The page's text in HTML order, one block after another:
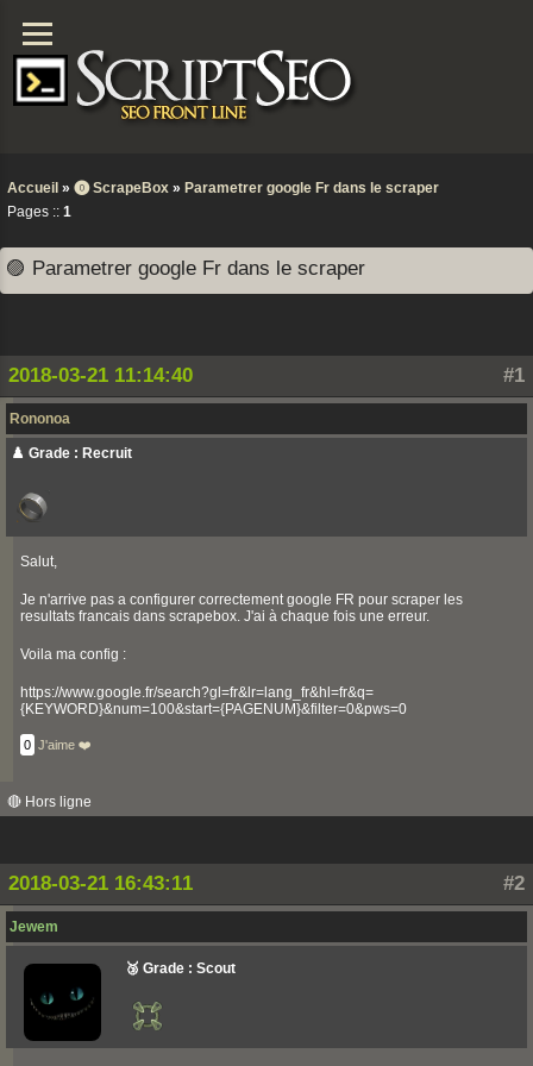
Accueil » ⓿ ScrapeBox » Parametrer google Fr dans le scraper
Pages :: 1
🟣 Parametrer google Fr dans le scraper
#1
2018-03-21 11:14:40
Rononoa
♟️ Grade : Recruit
Salut,
Je n'arrive pas a configurer correctement google FR pour scraper les
resultats francais dans scrapebox. J'ai à chaque fois une erreur.
Voila ma config :
https://www.google.fr/search?gl=fr&lr=lang_fr&hl=fr&q=
{KEYWORD}&num=100&start={PAGENUM}&filter=0&pws=0
0 J'aime ❤️
🔴 Hors ligne
#2
2018-03-21 16:43:11
Jewem
🥉 Grade : Scout